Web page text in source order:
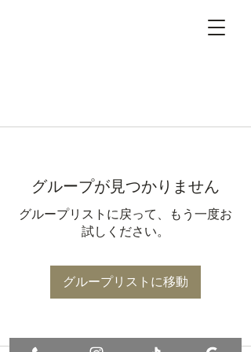
グループが見つかりません
グループリストに戻って、もう一度お
試しください。
グループリストに移動